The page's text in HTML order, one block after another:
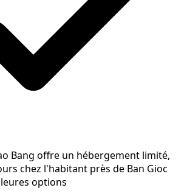
Bang offre un hébergement limité,
chez l'habitant près de Ban Gioc
options